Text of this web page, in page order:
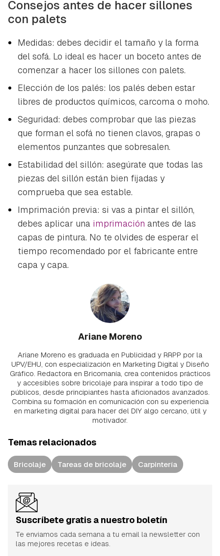
Consejos antes de hacer sillones
con palets
Medidas: debes decidir el tamaño y la forma
del sofá. Lo ideal es hacer un boceto antes de
comenzar a hacer los sillones con palets.
Elección de los palés: los palés deben estar
libres de productos químicos, carcoma o moho.
Seguridad: debes comprobar que las piezas
que forman el sofá no tienen clavos, grapas o
elementos punzantes que sobresalen.
Estabilidad del sillón: asegúrate que todas las
piezas del sillón están bien fijadas y
comprueba que sea estable.
Imprimación previa: si vas a pintar el sillón,
debes aplicar una imprimación antes de las
capas de pintura. No te olvides de esperar el
tiempo recomendado por el fabricante entre
capa y capa.
Ariane Moreno
Ariane Moreno es graduada en Publicidad y RRPP por la
UPV/EHU, con especialización en Marketing Digital y Diseño
Gráfico. Redactora en Bricomanía, crea contenidos prácticos
y accesibles sobre bricolaje para inspirar a todo tipo de
públicos, desde principiantes hasta aficionados avanzados.
Combina su formación en comunicación con su experiencia
en marketing digital para hacer del DIY algo cercano, útil y
motivador.
Temas relacionados
Bricolaje Tareas de bricolaje Carpintería
Suscríbete gratis a nuestro boletín
Te enviamos cada semana a tu email la newsletter con
las mejores recetas e ideas.